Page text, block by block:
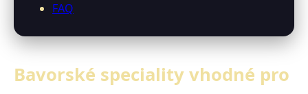
FAQ
Bavorské speciality vhodné pro